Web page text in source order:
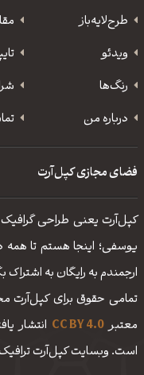
طرح‌لایه‌باز
ویدئو
رنگ‌ها
درباره من
فضای مجازی کپل‌آرت
کپل‌آرت یعنی طراحی
یوسفی؛ اینجا هستم تا همه
ارجمندم به رایگان به اشتراک
تمامی حقوق برای کپل‌آرت
معتبرCC BY 4.0 انتشار
است. وبسایت کپل‌آرت ترافیک